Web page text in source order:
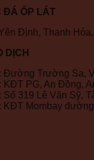
ĐÁ ỐP LÁT
Định, Thanh Hóa.
DỊCH
Đường Trường Sa,
KĐT PG, An Đồng,
Số 319 Lê Văn Sỹ,
KĐT Mombay